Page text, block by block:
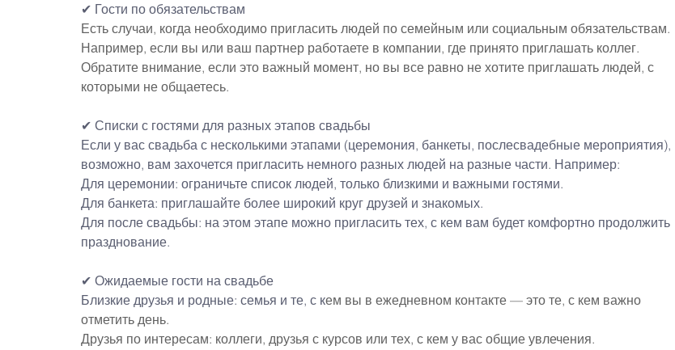
✔ Гости по обязательствам
Есть случаи, когда необходимо пригласить людей по семейным или социальным обязательствам.
Например, если вы или ваш партнер работаете в компании, где принято приглашать коллег.
Обратите внимание, если это важный момент, но вы все равно не хотите приглашать людей, с
которыми не общаетесь.
✔ Списки с гостями для разных этапов свадьбы
Если у вас свадьба с несколькими этапами (церемония, банкеты, послесвадебные мероприятия),
возможно, вам захочется пригласить немного разных людей на разные части. Например:
Для церемонии: ограничьте список людей, только близкими и важными гостями.
Для банкета: приглашайте более широкий круг друзей и знакомых.
Для после свадьбы: на этом этапе можно пригласить тех, с кем вам будет комфортно продолжить
празднование.
✔ Ожидаемые гости на свадьбе
Близкие друзья и родные: семья и те, с кем вы в ежедневном контакте — это те, с кем важно
отметить день.
Друзья по интересам: коллеги, друзья с курсов или тех, с кем у вас общие увлечения.